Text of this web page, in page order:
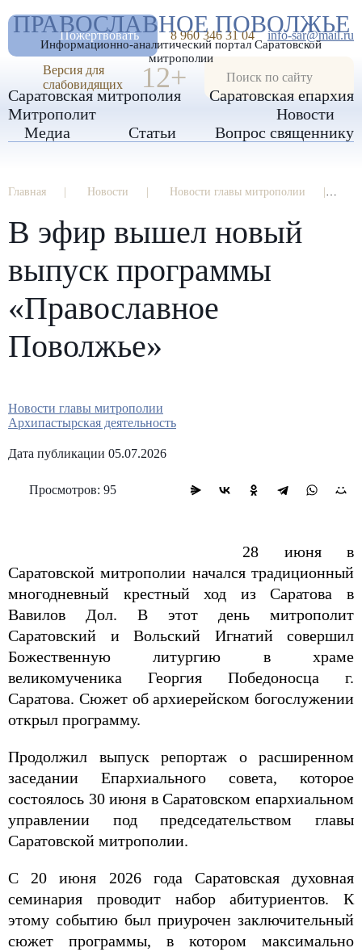
РАЗМЕР ШРИФТА А А А
ИЗОБРАЖЕНИЯ
ПРАВОСЛАВНОЕ ПОВОЛЖЬЕ
Информационно-аналитический портал Саратовской
митрополии
Пожертвовать 8 960 346 31 04 info-sar@mail.ru
Версия для
слабовидящих
12+
Саратовская митрополия
Саратовская епархия
Митрополит
Новости
Медиа
Статьи Вопрос священнику
Главная Новости Новости главы митрополии
В эфир вышел новый
выпуск программы
«Православное
Поволжье»
Новости главы митрополии
Архипастырская деятельность
Дата публикации 05.07.2026
Просмотров: 95
28 июня в
Саратовской митрополии начался традиционный
многодневный крестный ход из Саратова в
Вавилов Дол. В этот день митрополит
Саратовский и Вольский Игнатий совершил
Божественную литургию в храме
великомученика Георгия Победоносца г.
Саратова. Сюжет об архиерейском богослужении
открыл программу.
Продолжил выпуск репортаж о расширенном
заседании Епархиального совета, которое
состоялось 30 июня в Саратовском епархиальном
управлении под председательством главы
Саратовской митрополии.
С 20 июня 2026 года Саратовская духовная
семинария проводит набор абитуриентов. К
этому событию был приурочен заключительный
сюжет программы, в котором максимально